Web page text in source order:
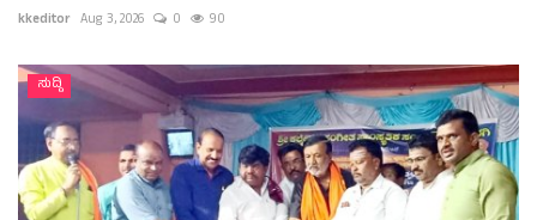
kkeditor Aug 3, 2026 0 90
ಸುದ್ದಿ